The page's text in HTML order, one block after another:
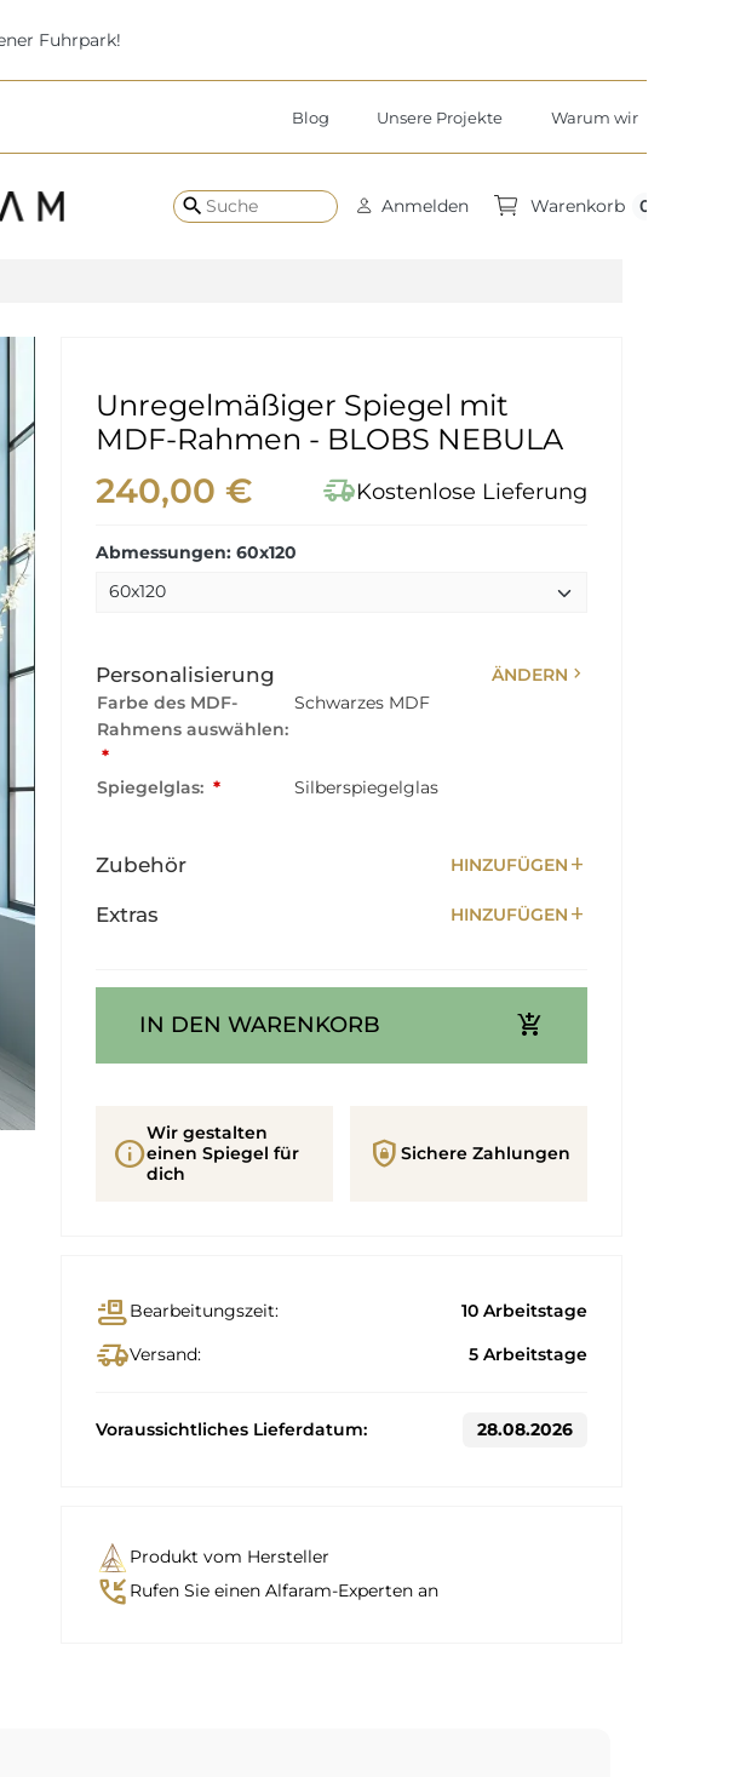
Fuhrpark!
Blog Unsere Projekte Warum wir
search Anmelden Warenkorb 0
Unregelmäßiger Spiegel mit
MDF-Rahmen - BLOBS NEBULA
240,00 € delivery_truck_speedKostenlose Lieferung
Abmessungen: 60x120
Personalisierung ÄNDERN chevron_right
Farbe des MDF-
Rahmens auswählen:
*
Schwarzes MDF
Spiegelglas: * Silberspiegelglas
Zubehör HINZUFÜGEN add
Extras HINZUFÜGEN add
IN DEN WARENKORB add_shopping_cart
info
Wir gestalten
einen Spiegel für
dich
shield_lock Sichere Zahlungen
conveyor_beltBearbeitungszeit: 10 Arbeitstage
delivery_truck_speedVersand: 5 Arbeitstage
Voraussichtliches Lieferdatum: 28.08.2026
Produkt vom Hersteller
phone_callback Rufen Sie einen Alfaram-Experten an